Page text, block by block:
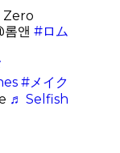
Zero
롬앤#ロム
#メイク
♬ Selfish